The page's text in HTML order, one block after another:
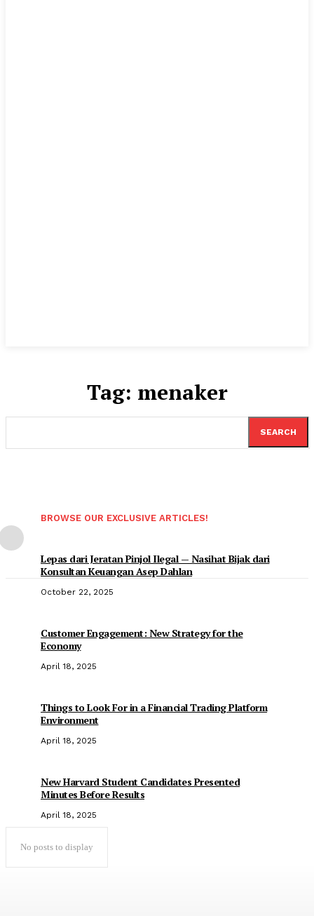
Tag: menaker
SEARCH
BROWSE OUR EXCLUSIVE ARTICLES!
Lepas dari Jeratan Pinjol Ilegal — Nasihat Bijak dari
Konsultan Keuangan Asep Dahlan
October 22, 2025
Customer Engagement: New Strategy for the
Economy
April 18, 2025
Things to Look For in a Financial Trading Platform
Environment
April 18, 2025
New Harvard Student Candidates Presented
Minutes Before Results
April 18, 2025
No posts to display